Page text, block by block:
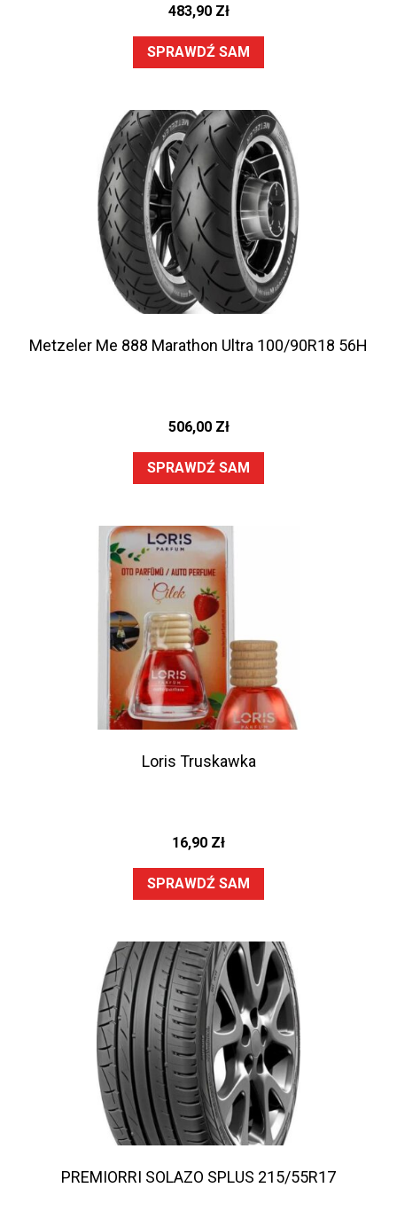
483,90 Zł
SPRAWDŹ SAM
Metzeler Me 888 Marathon Ultra 100/90R18 56H
506,00 Zł
SPRAWDŹ SAM
Loris Truskawka
16,90 Zł
SPRAWDŹ SAM
PREMIORRI SOLAZO SPLUS 215/55R17